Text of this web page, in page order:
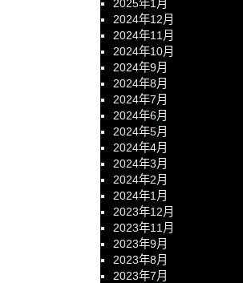
2025年1月
2024年12月
2024年11月
2024年10月
2024年9月
2024年8月
2024年7月
2024年6月
2024年5月
2024年4月
2024年3月
2024年2月
2024年1月
2023年12月
2023年11月
2023年9月
2023年8月
2023年7月